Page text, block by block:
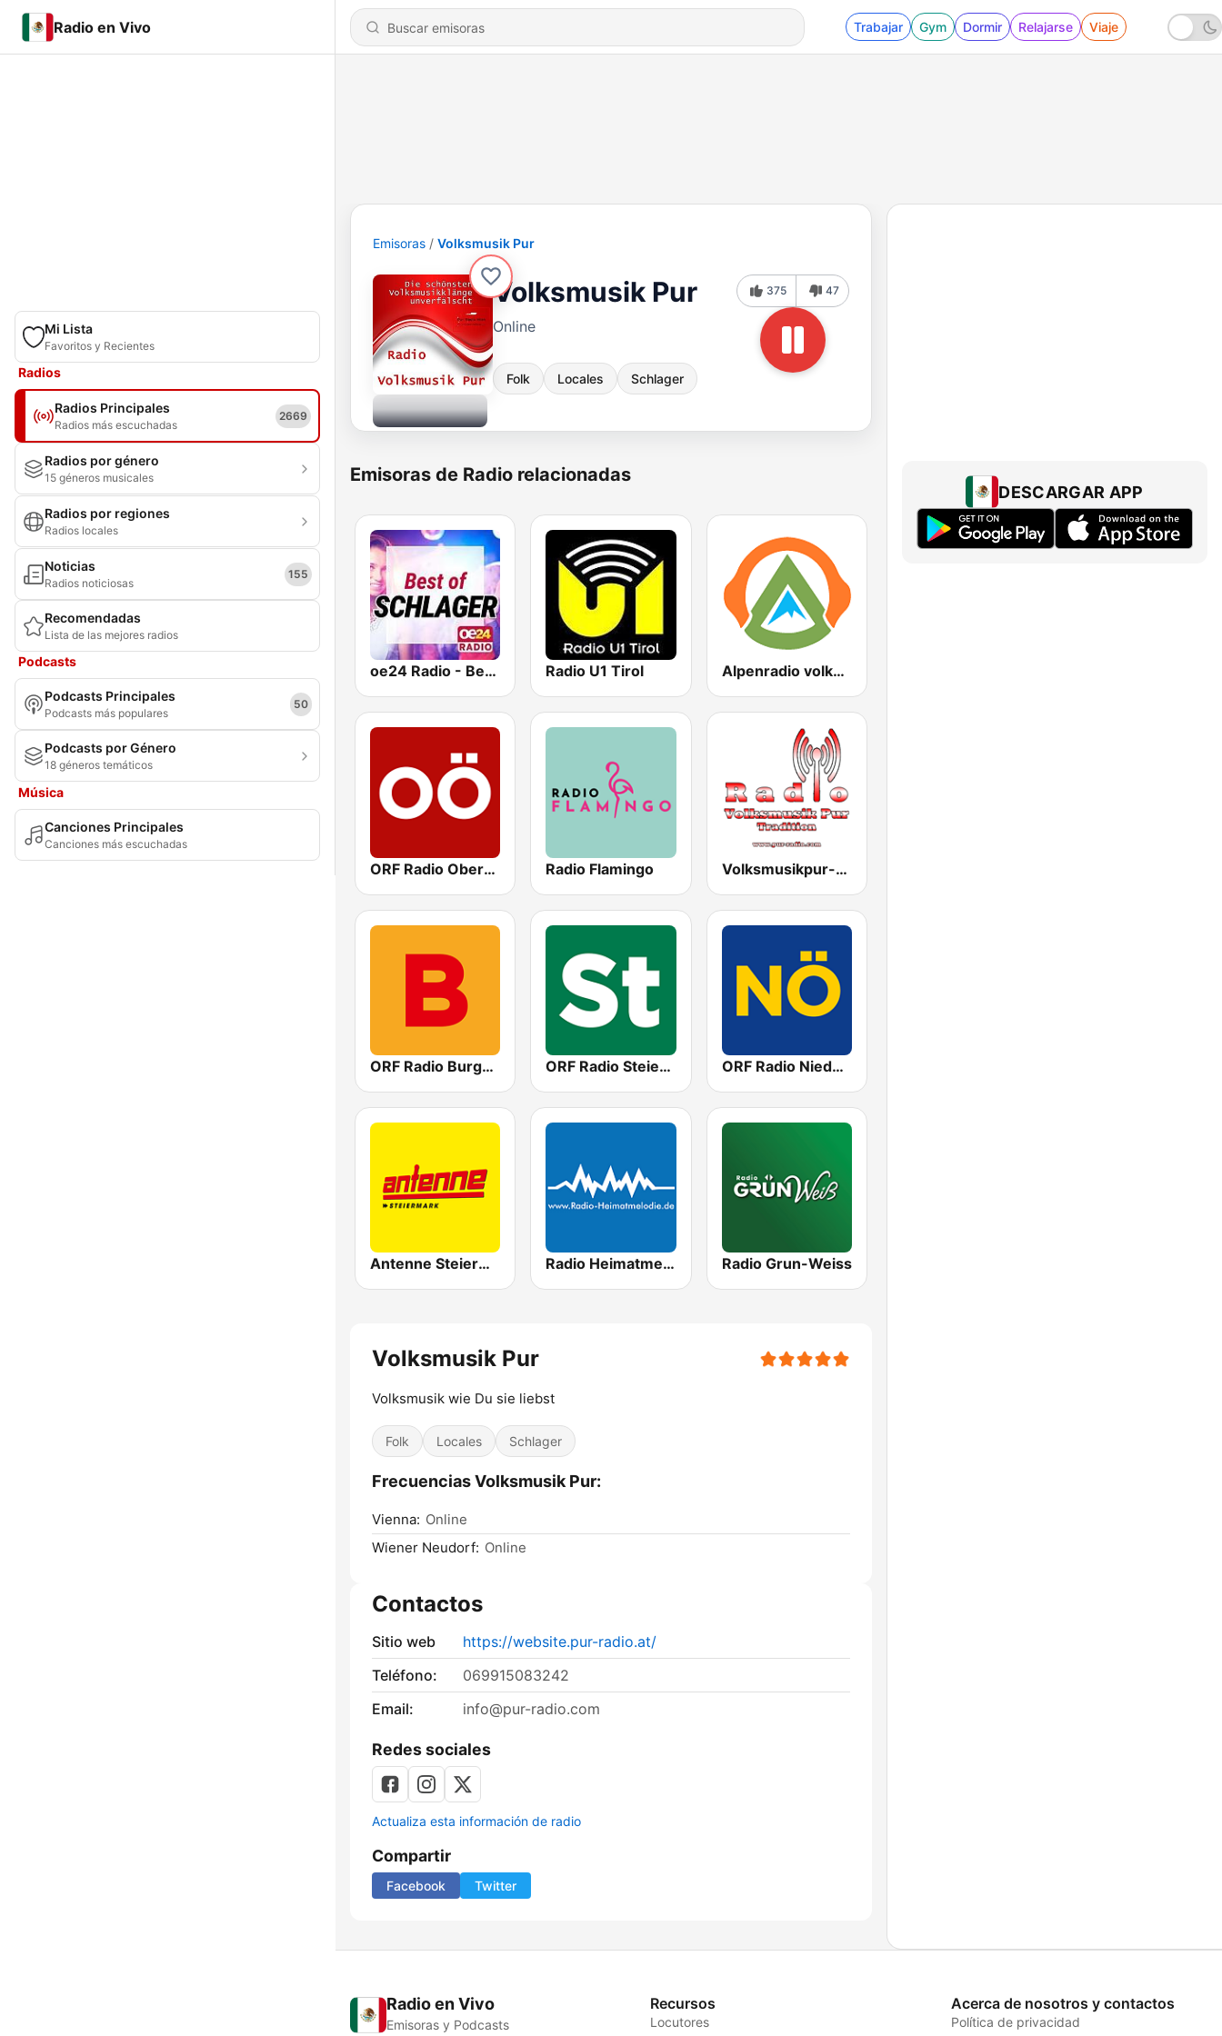
Radio en Vivo Trabajar Gym Dormir Relajarse Viaje
Mi Lista
Favoritos y Recientes
Radios
Radios Principales
Radios más escuchadas
2669
Radios por género
15 géneros musicales
Radios por regiones
Radios locales
Noticias
Radios noticiosas
155
Recomendadas
Lista de las mejores radios
Podcasts
Podcasts Principales
Podcasts más populares
50
Podcasts por Género
18 géneros temáticos
Música
Canciones Principales
Canciones más escuchadas
Emisoras Volksmusik Pur
Volksmusik Pur
Online
Folk Locales Schlager
375 47
Emisoras de Radio relacionadas
oe24 Radio - Best of Schlager Radio U1 Tirol Alpenradio volksmusik
ORF Radio Oberösterreich Radio Flamingo Volksmusikpur-Tradition
ORF Radio Burgenland ORF Radio Steiermark ORF Radio Niederösterreich
Antenne Steiermark Radio Heimatmelodie Radio Grun-Weiss
Volksmusik Pur
Volksmusik wie Du sie liebst
Folk Locales Schlager
Frecuencias Volksmusik Pur:
Vienna: Online
Wiener Neudorf: Online
Contactos
Sitio web
https://website.pur-radio.at/
Teléfono:
069915083242
Email:
info@pur-radio.com
Redes sociales
Actualiza esta información de radio
Compartir
Facebook Twitter
DESCARGAR APP
Radio en Vivo
Emisoras y Podcasts
Recursos
Locutores
Acerca de nosotros y contactos
Política de privacidad